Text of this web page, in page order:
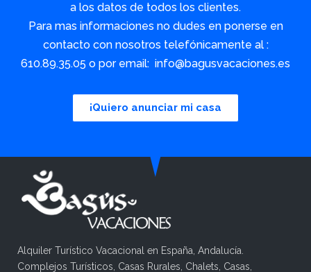
a los datos de todos los clientes.
Para mas informaciones no dudes en ponerse en
contacto con nosotros telefónicamente al :
610.89.35.05 o por email: info@bagusvacaciones.es
¡Quiero anunciar mi casa
Alquiler Turístico Vacacional en España, Andalucía.
Complejos Turísticos, Casas Rurales, Chalets, Casas,